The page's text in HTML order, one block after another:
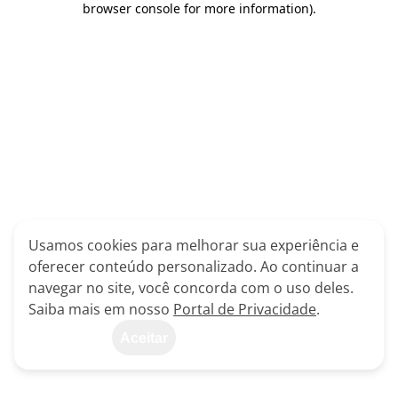
browser console for more information).
Usamos cookies para melhorar sua experiência e
oferecer conteúdo personalizado. Ao continuar a
navegar no site, você concorda com o uso deles.
Saiba mais em nosso Portal de Privacidade.